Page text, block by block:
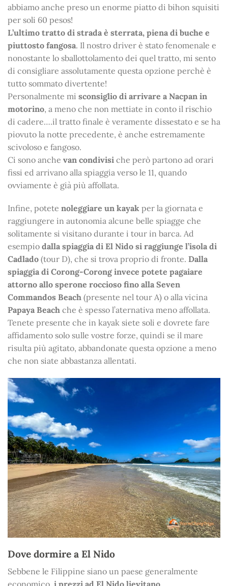
abbiamo anche preso un enorme piatto di bihon squisiti
per soli 60 pesos!
L’ultimo tratto di strada è sterrata, piena di buche e
piuttosto fangosa. Il nostro driver è stato fenomenale e
nonostante lo sballottolamento dei quel tratto, mi sento
di consigliare assolutamente questa opzione perchè è
tutto sommato divertente!
Personalmente mi sconsiglio di arrivare a Nacpan in
motorino, a meno che non mettiate in conto il rischio
di cadere….il tratto finale è veramente dissestato e se ha
piovuto la notte precedente, è anche estremamente
scivoloso e fangoso.
Ci sono anche van condivisi che però partono ad orari
fissi ed arrivano alla spiaggia verso le 11, quando
ovviamente è già più affollata.
Infine, potete noleggiare un kayak per la giornata e
raggiungere in autonomia alcune belle spiagge che
solitamente si visitano durante i tour in barca. Ad
esempio dalla spiaggia di El Nido si raggiunge l’isola di
Cadlado (tour D), che si trova proprio di fronte. Dalla
spiaggia di Corong-Corong invece potete pagaiare
attorno allo sperone roccioso fino alla Seven
Commandos Beach (presente nel tour A) o alla vicina
Papaya Beach che è spesso l’aternativa meno affollata.
Tenete presente che in kayak siete soli e dovrete fare
affidamento solo sulle vostre forze, quindi se il mare
risulta più agitato, abbandonate questa opzione a meno
che non siate abbastanza allentati.
Dove dormire a El Nido
Sebbene le Filippine siano un paese generalmente